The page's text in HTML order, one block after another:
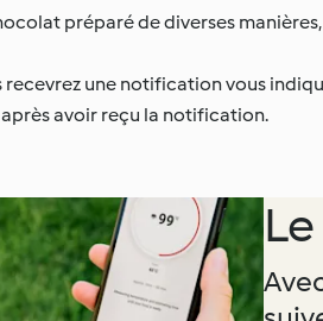
préparé de diverses
une notification vous
avoir reçu la notification.